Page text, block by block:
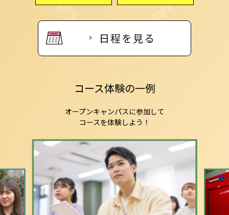
日程を見る
コース体験の一例
オープンキャンパスに参加して
コースを体験しよう！